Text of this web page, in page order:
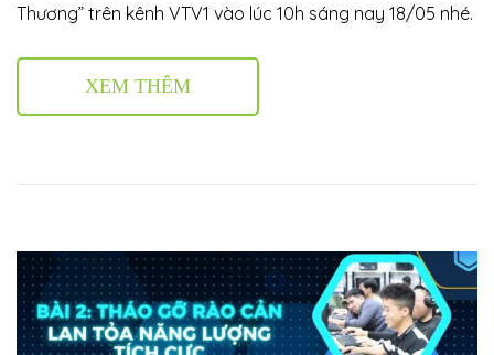
Thương” trên kênh VTV1 vào lúc 10h sáng nay 18/05 nhé.
XEM THÊM